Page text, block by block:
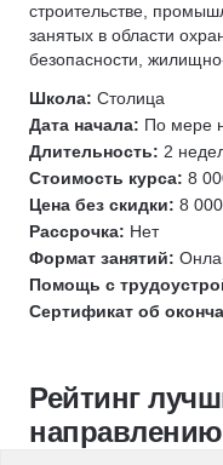
Медицинский
Коррекция фигуры
Медицинский массаж
Эпиляция
Депиляция
Рентгенолаборант
Трихология
Гуаша
Массаж лица
Профпатология
Иммунология
строительстве,
занятых в области
безопасности,
Школа: Столица
Дата начала: По мере
Длительность: 2
Стоимость курса: 8
Цена без скидки: 8
Рассрочка: Нет
Формат занятий:
Помощь с
Сертификат об
Рейтинг